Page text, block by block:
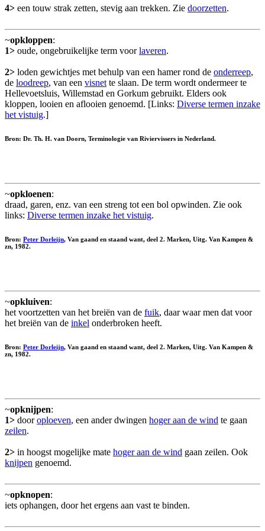
4> een touw strak zetten, stevig aan trekken. Zie doorzetten.
~opkloppen:
1> oude, ongebruikelijke term voorlaveren.
2> loden gewichtjes met behulp van een hamer rond de onderreep,
de loodreep, van een visnet te slaan. De term wordt ondermeer te
Hellevoetsluis, Willemstad en Gorkum gebruikt. Elders ook
kloppen, looien en aflooien genoemd. [Links: Diverse termen inzake
het vistuig.]
Bron: Dr. Th. H. van Doorn, Terminologie van Riviervissers in Nederland.
~opkloenen:
draad, garen, enz. van een streng tot een bol opwinden. Zie ook
links: Diverse termen inzake het vistuig.
Bron: Peter Dorleijn, Van gaand en staand want, deel 2. Marken, Uitg. Van Kampen &
zn, 1982.
~opkluiven:
het voortzetten van het breiën van de fuik, daar waar men dat voor
het breiën van de inkel onderbroken heeft.
Bron: Peter Dorleijn, Van gaand en staand want, deel 2. Marken, Uitg. Van Kampen &
zn, 1982.
~opknijpen:
1> dooroploeven, een ander dwingen hoger aan de wind te gaan
zeilen.
2> in hoogst mogelijke mate hoger aan de wind gaan zeilen. Ook
knijpen genoemd.
~opknopen:
iets ophangen, door het ergens aan vast te binden.